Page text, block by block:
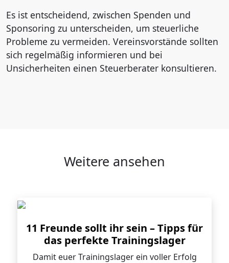
Es ist entscheidend, zwischen Spenden und
Sponsoring zu unterscheiden, um steuerliche
Probleme zu vermeiden. Vereinsvorstände sollten
sich regelmäßig informieren und bei
Unsicherheiten einen Steuerberater konsultieren.
Weitere ansehen
11 Freunde sollt ihr sein – Tipps für
das perfekte Trainingslager
Damit euer Trainingslager ein voller Erfolg